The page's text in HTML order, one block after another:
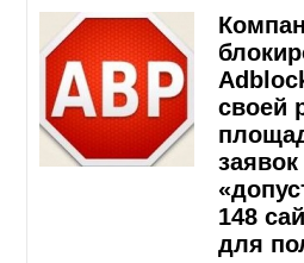
своей
148
для